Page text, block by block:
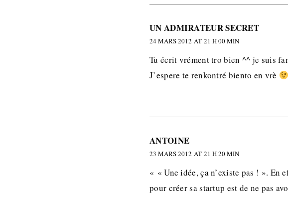
UN ADMIRATEUR SECRET
24 MARS 2012 AT 21 H 00 MIN
Tu écrit vrément tro bien ^^ je suis
J’espere te renkontré biento en vrè
ANTOINE
23 MARS 2012 AT 21 H 20 MIN
« « Une idée, ça n’existe pas ! ».
pour créer sa startup est de ne pas